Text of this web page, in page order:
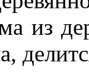
из